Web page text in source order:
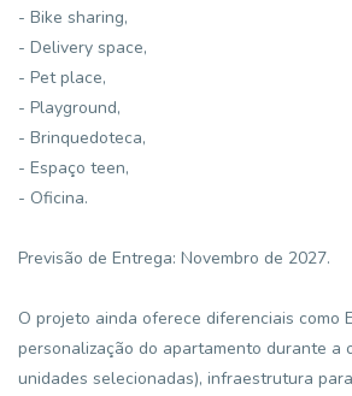
- Bike sharing,
- Delivery space,
- Pet place,
- Playground,
- Brinquedoteca,
- Espaço teen,
- Oficina.
Previsão de Entrega: Novembro de 2027.
O projeto ainda oferece diferenciais como
personalização do apartamento durante a
unidades selecionadas), infraestrutura